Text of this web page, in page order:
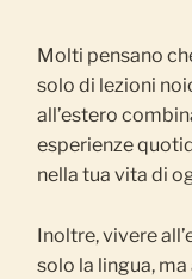
Molti pensano
solo di lezioni
all’estero
esperienze
nella tua vita di
Inoltre, vivere
solo la lingua,